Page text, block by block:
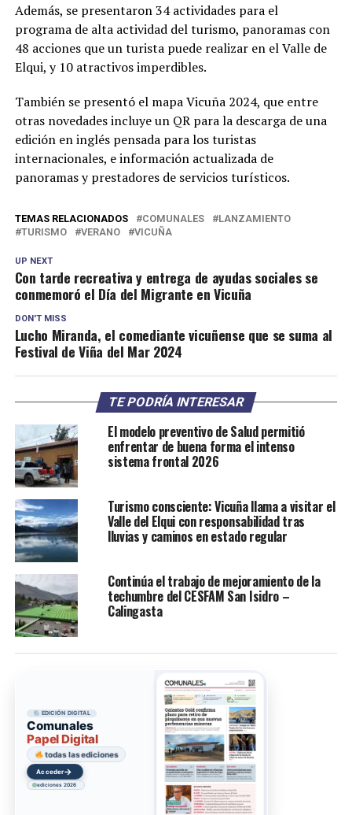
Además, se presentaron 34 actividades para el
programa de alta actividad del turismo, panoramas con
48 acciones que un turista puede realizar en el Valle de
Elqui, y 10 atractivos imperdibles.
También se presentó el mapa Vicuña 2024, que entre
otras novedades incluye un QR para la descarga de una
edición en inglés pensada para los turistas
internacionales, e información actualizada de
panoramas y prestadores de servicios turísticos.
TEMAS RELACIONADOS COMUNALES
LANZAMIENTO
TURISMO
VERANO VICUÑA
UP NEXT
Con tarde recreativa y entrega de ayudas sociales se
conmemoró el Día del Migrante en Vicuña
DON'T MISS
Lucho Miranda, el comediante vicuñense que se suma al
Festival de Viña del Mar 2024
TE PODRÍA INTERESAR
El modelo preventivo de Salud permitió
enfrentar de buena forma el intenso
sistema frontal 2026
Turismo consciente: Vicuña llama a visitar el
Valle del Elqui con responsabilidad tras
lluvias y caminos en estado regular
Continúa el trabajo de mejoramiento de la
techumbre del CESFAM San Isidro –
Calingasta
EDICIÓN DIGITAL
Comunales
Papel Digital
todas las ediciones
Acceder→
ediciones 2026